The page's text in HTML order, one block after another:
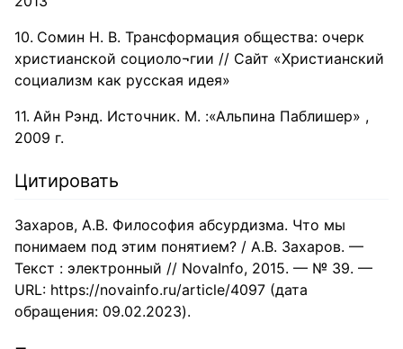
Сомин Н. В. Трансформация общества: очерк
христианской социоло¬гии // Сайт «Христианский
социализм как русская идея»
Айн Рэнд. Источник. М. :«Альпина Паблишер» ,
2009 г.
Цитировать
Захаров, А.В. Философия абсурдизма. Что мы
понимаем под этим понятием? / А.В. Захаров. —
Текст : электронный // NovaInfo, 2015. — № 39. —
URL: https://novainfo.ru/article/4097 (дата
обращения: 09.02.2023).